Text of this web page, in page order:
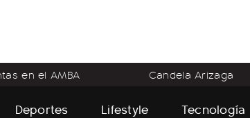
en el AMBA Candela Arizaga
Deportes Lifestyle Tecnología